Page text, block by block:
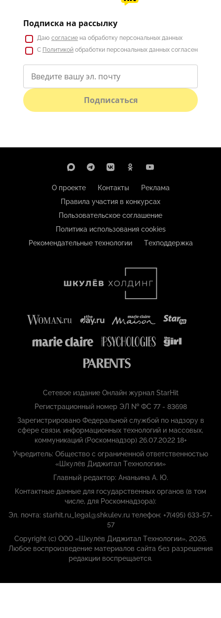
Подписка на рассылку
Даю согласие на обработку персональных данных
С Политикой обработки персональных данных согласен
Подписаться
О проекте Контакты
Реклама
Правила участия в конкурсах
Пользовательское соглашение
Политика использования cookies
Рекомендательные технологии
Техподдержка
Сетевое издание Онлайн журнал StarHit
Регистрационный номер ЭЛ № ФС 77 - 83698
Зарегистрировано Федеральной службой по надзору в
сфере связи, информационных технологий и массовых,
коммуникаций (Роскомнадзор) 26.07.2022 18+
Учредитель: Общество с ограниченной ответственностью
«Шкулёв Диджитал Технологии»
Главный редактор: Ананьина А. Ю.
Контактные данные для государственных органов (в том
числе, для Роскомнадзора):
Эл. почта: starhit.ru_legal@shkulev.ru телефон: +7(495) 633-57-
57
Copyright (с) ООО «Шкулёв Диджитал Технологии», 2026.
Любое воспроизведение материалов сайта без разрешения
редакции воспрещается.